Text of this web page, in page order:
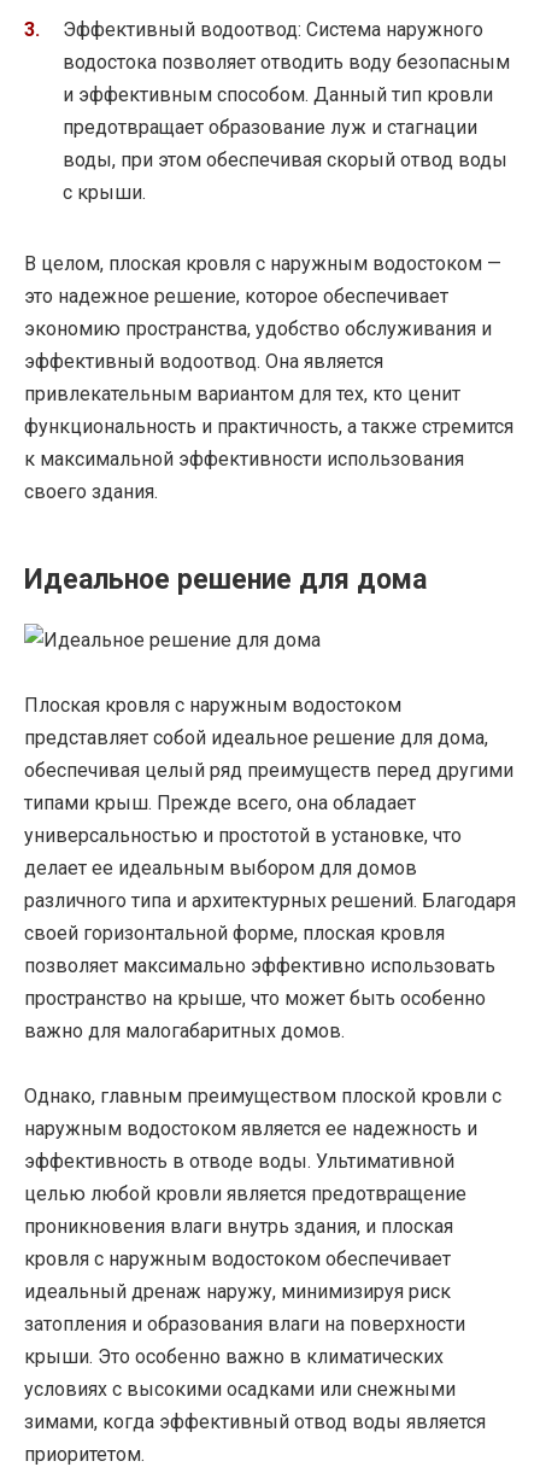
Эффективный водоотвод: Система наружного
водостока позволяет отводить воду безопасным
и эффективным способом. Данный тип кровли
предотвращает образование луж и стагнации
воды, при этом обеспечивая скорый отвод воды
с крыши.
В целом, плоская кровля с наружным водостоком —
это надежное решение, которое обеспечивает
экономию пространства, удобство обслуживания и
эффективный водоотвод. Она является
привлекательным вариантом для тех, кто ценит
функциональность и практичность, а также стремится
к максимальной эффективности использования
своего здания.
Идеальное решение для дома
Плоская кровля с наружным водостоком
представляет собой идеальное решение для дома,
обеспечивая целый ряд преимуществ перед другими
типами крыш. Прежде всего, она обладает
универсальностью и простотой в установке, что
делает ее идеальным выбором для домов
различного типа и архитектурных решений. Благодаря
своей горизонтальной форме, плоская кровля
позволяет максимально эффективно использовать
пространство на крыше, что может быть особенно
важно для малогабаритных домов.
Однако, главным преимуществом плоской кровли с
наружным водостоком является ее надежность и
эффективность в отводе воды. Ультимативной
целью любой кровли является предотвращение
проникновения влаги внутрь здания, и плоская
кровля с наружным водостоком обеспечивает
идеальный дренаж наружу, минимизируя риск
затопления и образования влаги на поверхности
крыши. Это особенно важно в климатических
условиях с высокими осадками или снежными
зимами, когда эффективный отвод воды является
приоритетом.